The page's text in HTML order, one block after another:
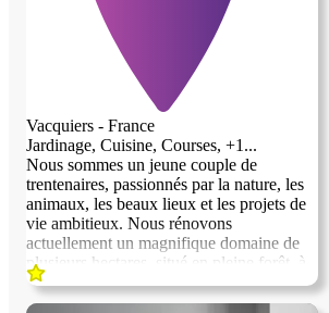
Vacquiers - France
Jardinage, Cuisine, Courses, +1...
Nous sommes un jeune couple de
trentenaires, passionnés par la nature, les
animaux, les beaux lieux et les projets de
vie ambitieux. Nous rénovons
actuellement un magnifique domaine de
plusieurs hectares, situé en pleine forêt, à
environ 20/25 minutes de Toulouse. Le
cadre est calme, verdoyant et inspirant :